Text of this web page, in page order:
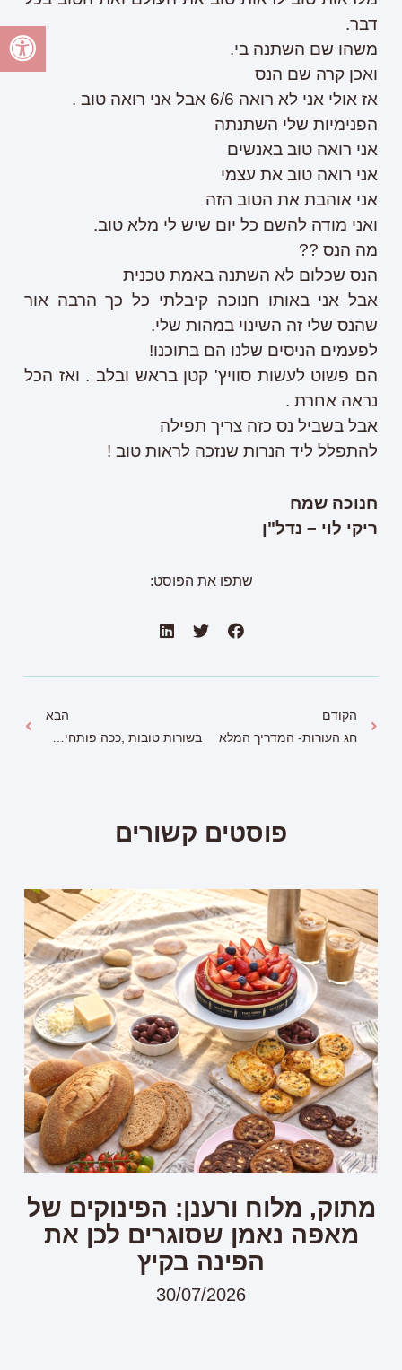
דבר.
משהו שם השתנה בי.
ואכן קרה שם הנס
אז אולי אני לא רואה 6/6 אבל אני רואה טוב .
הפנימיות שלי השתנתה
אני רואה טוב באנשים
אני רואה טוב את עצמי
אני אוהבת את הטוב הזה
ואני מודה להשם כל יום שיש לי מלא טוב.
מה הנס ??
הנס שכלום לא השתנה באמת טכנית
אבל אני באותו חנוכה קיבלתי כל כך הרבה אור
שהנס שלי זה השינוי במהות שלי.
לפעמים הניסים שלנו הם בתוכנו!
הם פשוט לעשות סוויץ' קטן בראש ובלב . ואז הכל
נראה אחרת .
אבל בשביל נס כזה צריך תפילה
להתפלל ליד הנרות שנזכה לראות טוב !
חנוכה שמח
ריקי לוי – נדל"ן
שתפו את הפוסט:
הקודם
חג העורות- המדריך המלא
הבא
פוסטים קשורים
מתוק, מלוח ורענן: הפינוקים של
מאפה נאמן שסוגרים לכן את
הפינה בקיץ
30/07/2026